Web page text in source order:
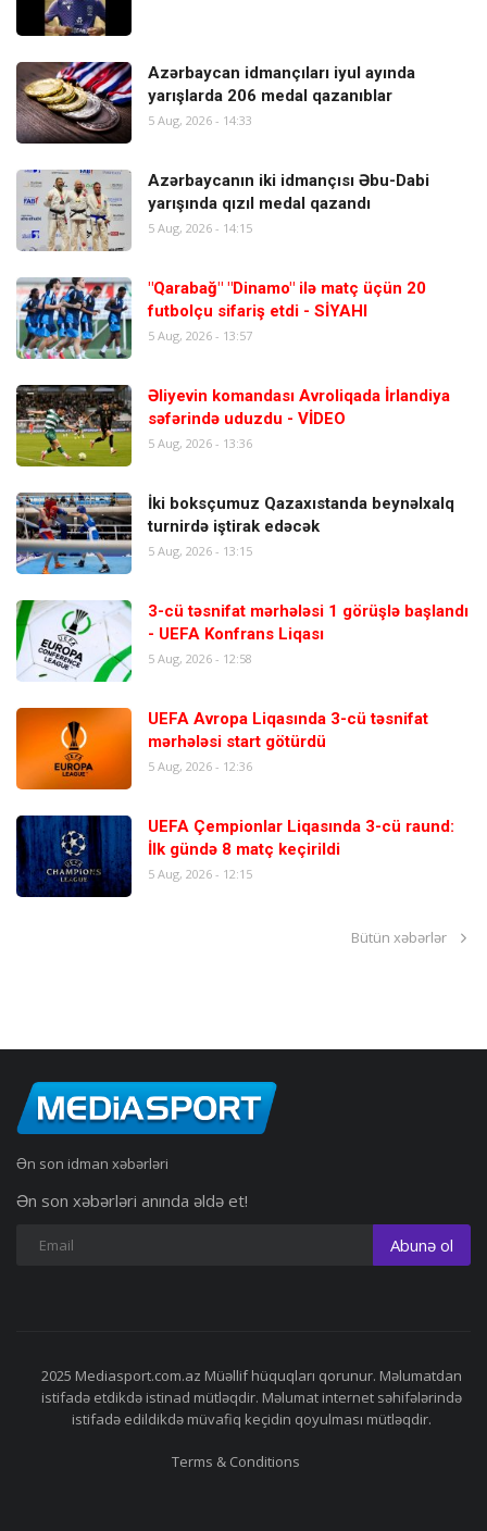
Azərbaycan idmançıları iyul ayında
yarışlarda 206 medal qazanıblar
5 Aug, 2026 - 14:33
Azərbaycanın iki idmançısı Əbu-Dabi
yarışında qızıl medal qazandı
5 Aug, 2026 - 14:15
"Qarabağ" "Dinamo" ilə matç üçün 20
futbolçu sifariş etdi - SİYAHI
5 Aug, 2026 - 13:57
Əliyevin komandası Avroliqada İrlandiya
səfərində uduzdu - VİDEO
5 Aug, 2026 - 13:36
İki boksçumuz Qazaxıstanda beynəlxalq
turnirdə iştirak edəcək
5 Aug, 2026 - 13:15
3-cü təsnifat mərhələsi 1 görüşlə başlandı
- UEFA Konfrans Liqası
5 Aug, 2026 - 12:58
UEFA Avropa Liqasında 3-cü təsnifat
mərhələsi start götürdü
5 Aug, 2026 - 12:36
UEFA Çempionlar Liqasında 3-cü raund:
İlk gündə 8 matç keçirildi
5 Aug, 2026 - 12:15
Bütün xəbərlər
Ən son idman xəbərləri
Ən son xəbərləri anında əldə et!
Abunə ol
2025 Mediasport.com.az Müəllif hüquqları qorunur. Məlumatdan
istifadə etdikdə istinad mütləqdir. Məlumat internet səhifələrində
istifadə edildikdə müvafiq keçidin qoyulması mütləqdir.
Terms & Conditions